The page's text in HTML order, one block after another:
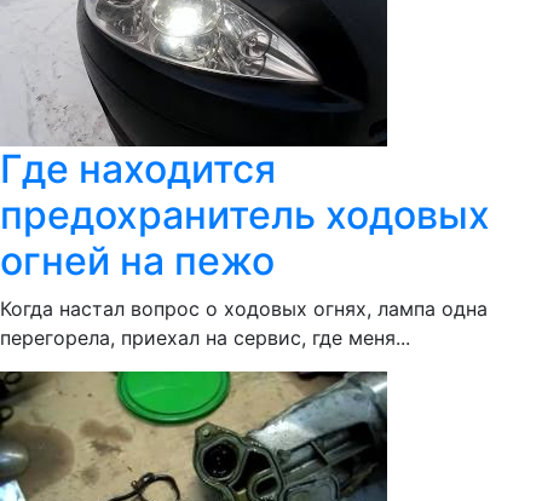
Где находится
предохранитель ходовых
огней на пежо
Когда настал вопрос о ходовых огнях, лампа одна
перегорела, приехал на сервис, где меня...